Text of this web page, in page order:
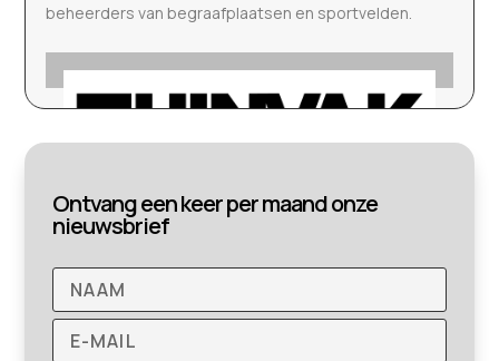
beheerders van begraafplaatsen en sportvelden.
Ontvang een keer per maand onze
nieuwsbrief